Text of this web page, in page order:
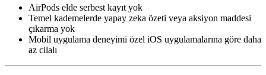
AirPods elde serbest kayıt yok
Temel kademelerde yapay zeka özeti veya aksiyon maddesi
çıkarma yok
Mobil uygulama deneyimi özel iOS uygulamalarına göre daha
az cilalı